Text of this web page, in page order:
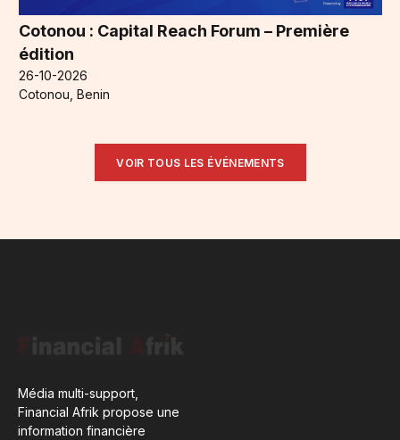
Cotonou : Capital Reach Forum – Première
édition
26-10-2026
Cotonou, Benin
VOIR TOUS LES ÉVÉNEMENTS
Média multi-support,
Financial Afrik propose une
information financière